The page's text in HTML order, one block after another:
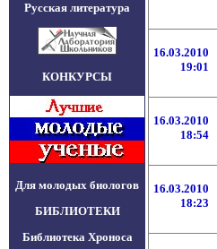
Русская литература
КОНКУРСЫ
Для молодых биологов
БИБЛИОТЕКИ
Библиотека Хроноса
16.03.2010
19:01
16.03.2010
18:54
16.03.2010
18:23